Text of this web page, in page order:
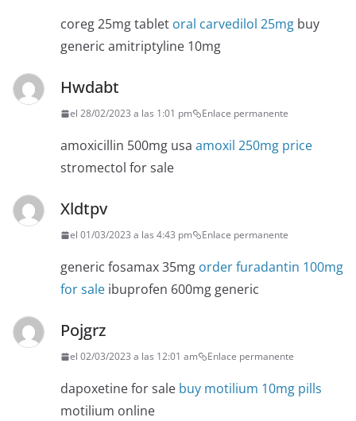
coreg 25mg tablet oral carvedilol 25mg buy
generic amitriptyline 10mg
Hwdabt
el 28/02/2023 a las 1:01 pm Enlace permanente
amoxicillin 500mg usa amoxil 250mg price
stromectol for sale
Xldtpv
el 01/03/2023 a las 4:43 pm Enlace permanente
generic fosamax 35mg order furadantin 100mg
for sale ibuprofen 600mg generic
Pojgrz
el 02/03/2023 a las 12:01 am Enlace permanente
dapoxetine for sale buy motilium 10mg pills
motilium online